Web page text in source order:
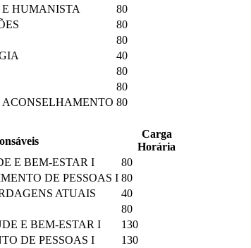
HUMANISTA
80
80
80
40
80
80
ACONSELHAMENTO 80
Carga
Horária
E BEM-ESTAR I
80
DE PESSOAS I 80
ATUAIS
40
80
E BEM-ESTAR I
130
DE PESSOAS I
130